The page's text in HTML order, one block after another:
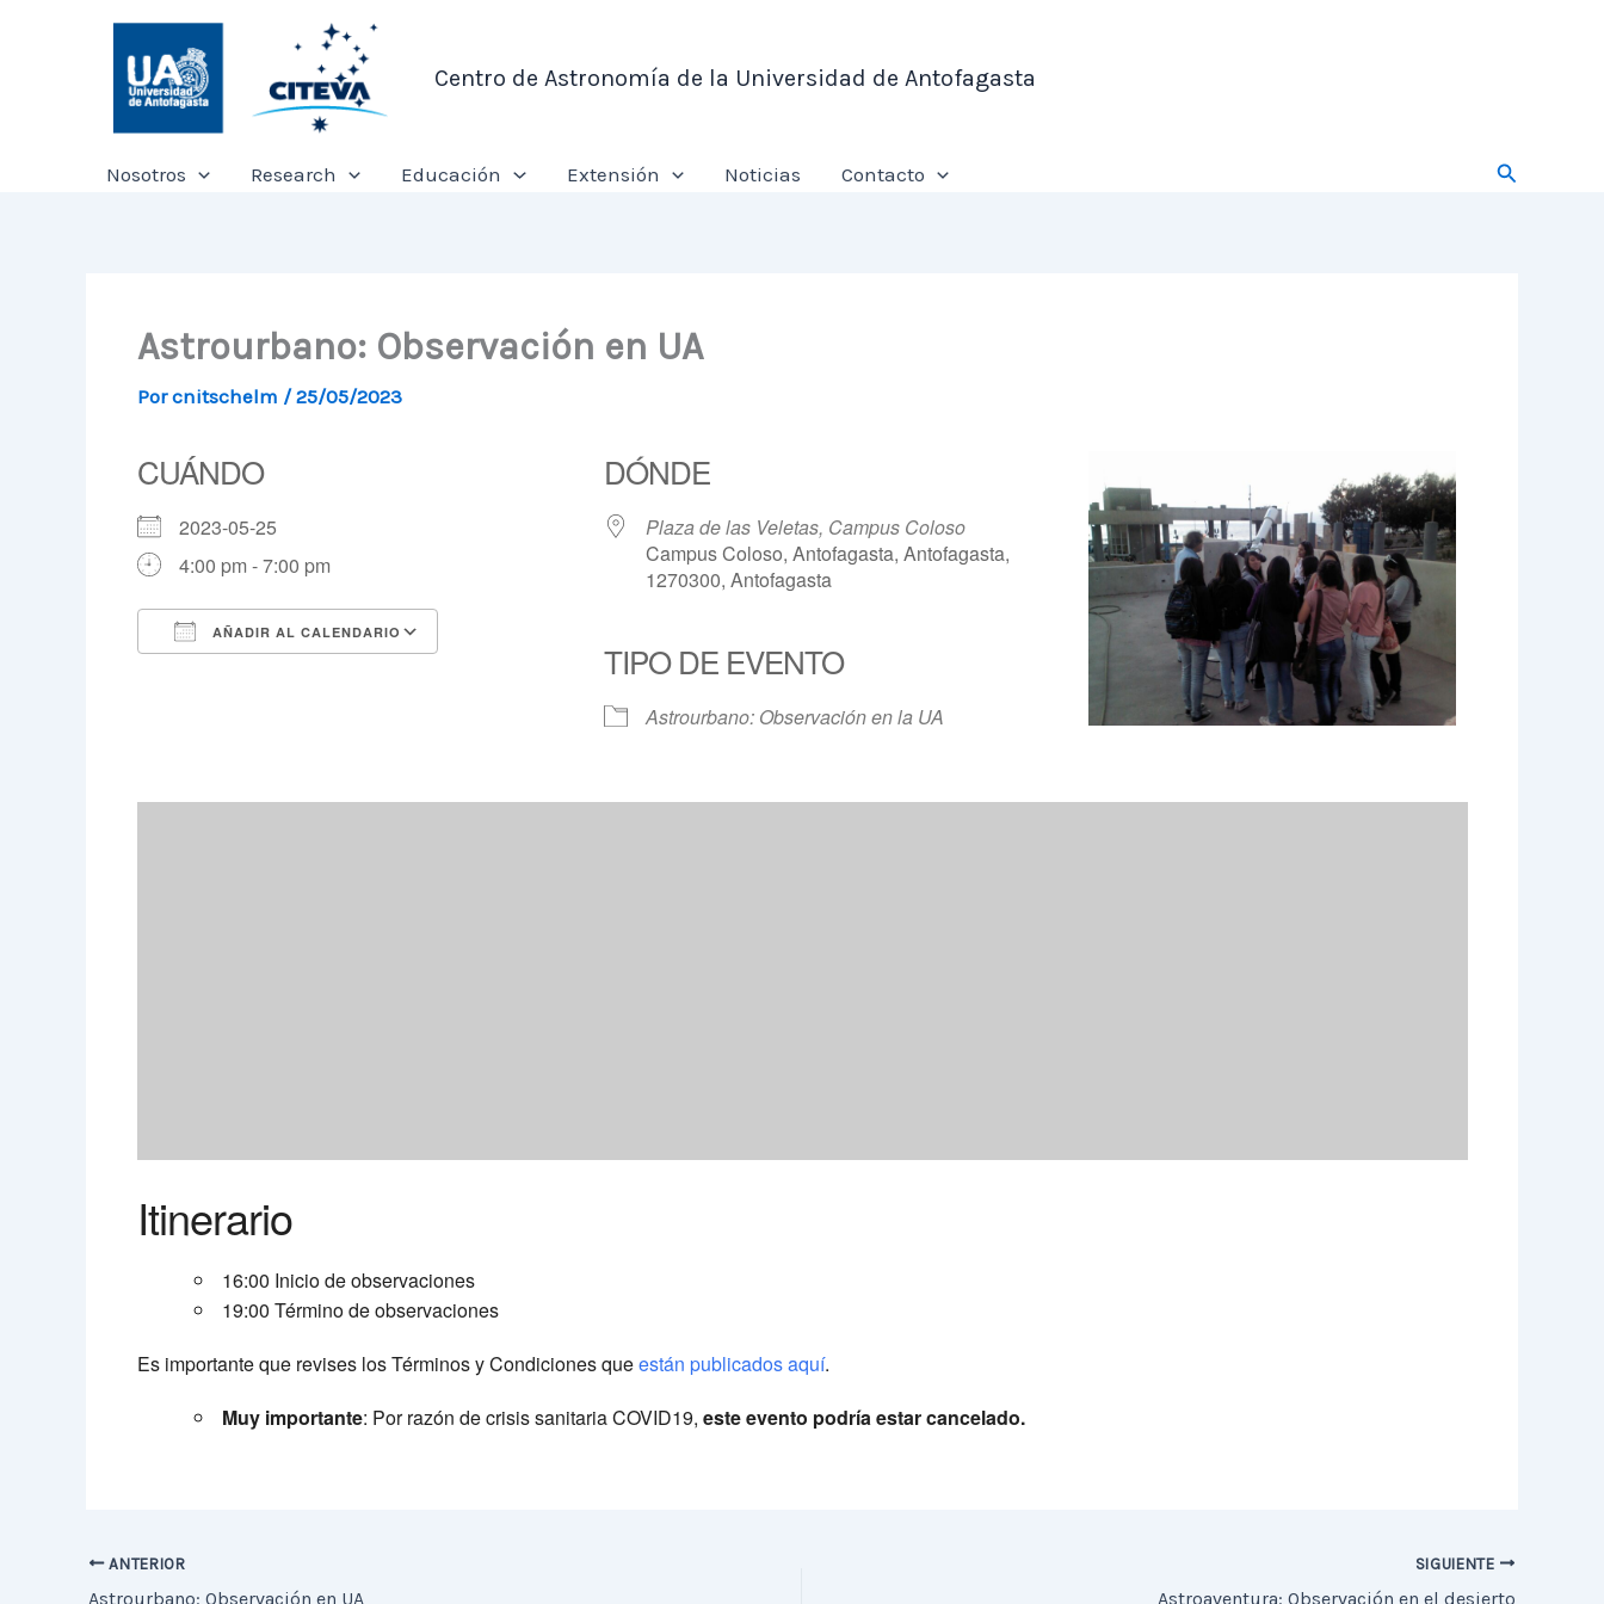
Centro de Astronomía de la Universidad de Antofagasta
Nosotros Research Educación Extensión Noticias Contacto Buscar
Astrourbano: Observación en UA
Porcnitschelm /25/05/2023
CUÁNDO
2023-05-25
4:00 pm - 7:00 pm
AÑADIR AL CALENDARIO
iCalendar Outlook Live
DÓNDE
Plaza de las Veletas, Campus Coloso
Campus Coloso, Antofagasta, Antofagasta,
1270300, Antofagasta
TIPO DE EVENTO
Astrourbano: Observación en la UA
Itinerario
16:00 Inicio de observaciones
19:00 Término de observaciones
Es importante que revises los Términos y Condiciones queestán publicados aquí.
Muy importante: Por razón de crisis sanitaria COVID19, este evento podría estar cancelado.
ANTERIOR
Astrourbano: Observación en UA
SIGUIENTE
Astroaventura: Observación en el desierto